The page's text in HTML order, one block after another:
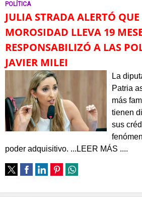
POLÍTICA
JULIA STRADA ALERTÓ
MOROSIDAD LLEVA 19
RESPONSABILIZÓ A LAS
JAVIER MILEI
La
Patria
más
tienen
sus
poder adquisitivo. ...LEER MÁS ....